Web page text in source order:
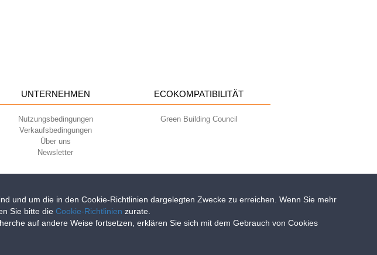
UNTERNEHMEN
Nutzungsbedingungen
Verkaufsbedingungen
Über uns
Newsletter
ECOKOMPATIBILITÄT
Green Building Council
ITALY - Tel+39 049 9490289 - info@geoplastglobal.com
und um die in den Cookie-Richtlinien dargelegten Zwecke zu erreichen. Wenn Sie mehr
Sie bitte die Cookie-Richtlinien zurate.
auf andere Weise fortsetzen, erklären Sie sich mit dem Gebrauch von Cookies